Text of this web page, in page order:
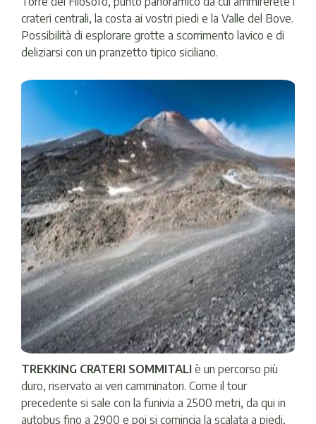
crateri centrali, la costa ai vostri piedi e la Valle del Bove.
Possibilità di esplorare grotte a scorrimento lavico e di
deliziarsi con un pranzetto tipico siciliano.
TREKKING CRATERI SOMMITALI è un percorso più
duro, riservato ai veri camminatori. Come il tour
precedente si sale con la funivia a 2500 metri, da qui in
autobus fino a 2900 e poi si comincia la scalata a piedi,